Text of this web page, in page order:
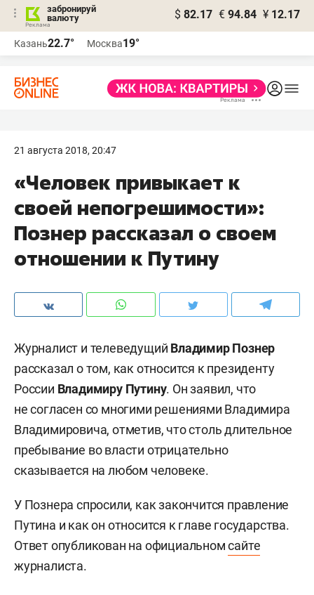
забронируй
валюту
$ 82.17 € 94.84 ¥ 12.17
Казань22.7° Москва19°
21 августа 2018, 20:47
«Человек привыкает к
своей непогрешимости»:
Познер рассказал о своем
отношении к Путину
Журналист и телеведущий Владимир Познер
рассказал о том, как относится к президенту
России Владимиру Путину. Он заявил, что
не согласен со многими решениями Владимира
Владимировича, отметив, что столь длительное
пребывание во власти отрицательно
сказывается на любом человеке.
У Познера спросили, как закончится правление
Путина и как он относится к главе государства.
Ответ опубликован на официальномсайте
журналиста.